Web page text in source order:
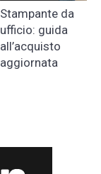
Stampante da
ufficio: guida
all’acquisto
aggiornata